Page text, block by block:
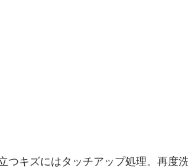
つキズにはタッチアップ処理。再度